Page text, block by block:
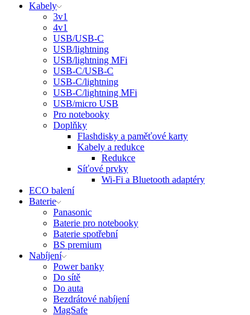
Kabely
3v1
4v1
USB/USB-C
USB/lightning
USB/lightning MFi
USB-C/USB-C
USB-C/lightning
USB-C/lightning MFi
USB/micro USB
Pro notebooky
Doplňky
Flashdisky a paměťové karty
Kabely a redukce
Redukce
Síťové prvky
Wi-Fi a Bluetooth adaptéry
ECO balení
Baterie
Panasonic
Baterie pro notebooky
Baterie spotřební
BS premium
Nabíjení
Power banky
Do sítě
Do auta
Bezdrátové nabíjení
MagSafe